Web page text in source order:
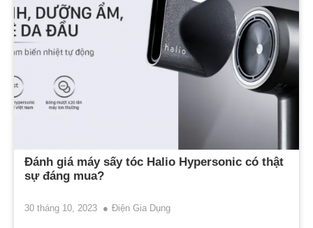
Đánh giá máy sấy tóc Halio Hypersonic có thật
sự đáng mua?
30 tháng 10, 2023 Điện Gia Dụng